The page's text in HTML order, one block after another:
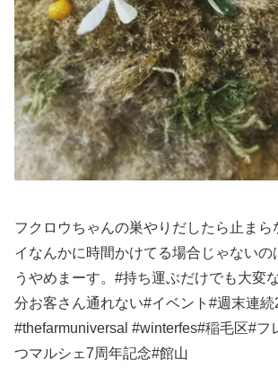
フクロウちゃんの巣やりだしたら止まら
イなんかに時間かけてる場合じゃないの
うやめまーす。#持ち運ぶだけでも大変
分お客さん通れない#イベント#週末連続
#thefarmuniversal #winterfes#稲毛区#フ
つマルシェ7周年記念#館山